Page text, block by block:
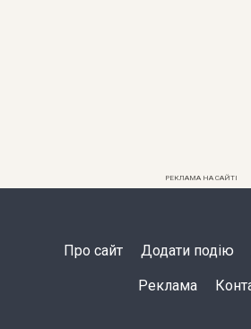
РЕКЛАМА НА САЙТІ
Про сайт Додати подію
Реклама